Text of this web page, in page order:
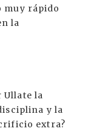
muy rápido
la
Ullate la
y la
extra?